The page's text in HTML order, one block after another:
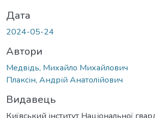
Дата
2024-05-24
Автори
Медвідь, Михайло Михайлович
Плаксін, Андрій Анатолійович
Видавець